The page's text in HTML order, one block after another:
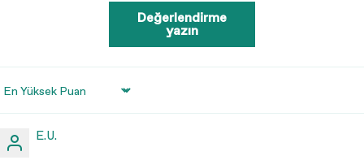
Değerlendirme
yazın
Sort by
E.U.